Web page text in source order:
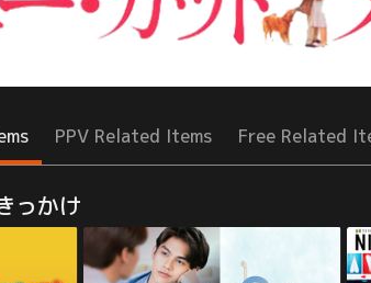
PPV Related Items Free Related
っかけ